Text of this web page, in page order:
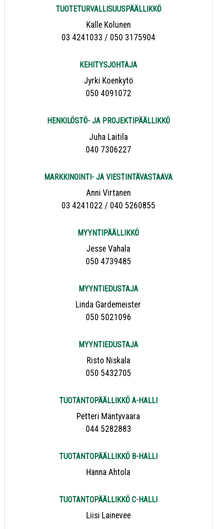
TUOTETURVALLISUUS­PÄÄLLIKKÖ
Kalle Kolunen
03 4241033 / 050 3175904
KEHITYSJOHTAJA
Jyrki Koenkytö
050 4091072
HENKILÖSTÖ- JA PROJEKTIPÄÄLLIKKÖ
Juha Laitila
040 7306227
MARKKINOINTI- JA VIESTINTÄVASTAAVA
Anni Virtanen
03 4241022 / 040 5260855
MYYNTIPÄÄLLIKKÖ
Jesse Vahala
050 4739485
MYYNTIEDUSTAJA
Linda Gardemeister
050 5021096
MYYNTIEDUSTAJA
Risto Niskala
050 5432705
TUOTANTOPÄÄLLIKKÖ A-HALLI
Petteri Mäntyvaara
044 5282883
TUOTANTOPÄÄLLIKKÖ B-HALLI
Hanna Ahtola
TUOTANTOPÄÄLLIKKÖ C-HALLI
Liisi Lainevee